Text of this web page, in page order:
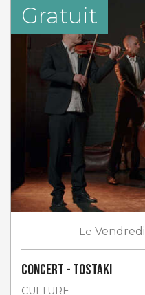
Gratuit
Le Vendredi
Concert - Tostaki
CULTURE